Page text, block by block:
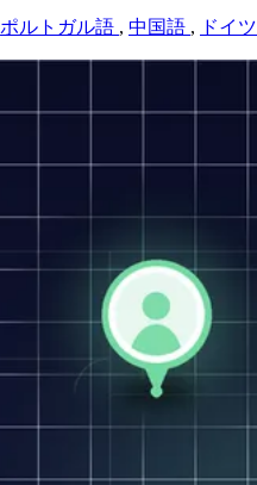
ポルトガル語 , 中国語 , ドイ